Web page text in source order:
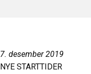
7. desember 2019
NYE STARTTIDER